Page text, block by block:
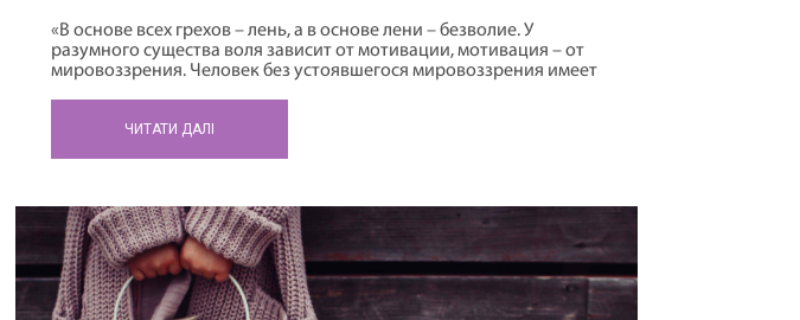
«В основе всех грехов – лень, а в основе лени – безволие. У
разумного существа воля зависит от мотивации, мотивация – от
мировоззрения. Человек без устоявшегося мировоззрения имеет
ЧИТАТИ ДАЛІ